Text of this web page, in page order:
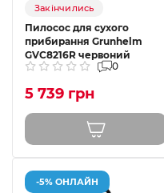
Закінчились
Пилосос для сухого
прибирання Grunhelm
GVC8216R червоний
0
5 739 грн
-5% ОНЛАЙН